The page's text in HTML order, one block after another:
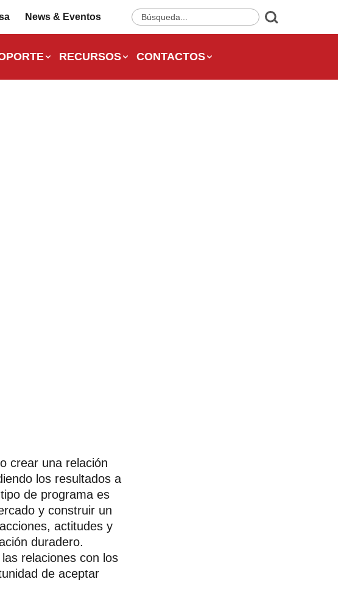
News & Eventos
RECURSOS CONTACTOS
crear una relación
los resultados a
de programa es
y construir un
actitudes y
duradero.
relaciones con los
de aceptar